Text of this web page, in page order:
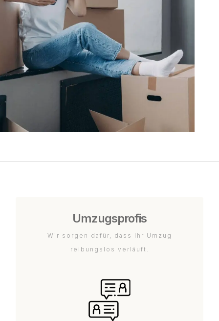
Umzugsprofis
Wir sorgen dafür, dass Ihr Umzug
reibungslos verläuft.